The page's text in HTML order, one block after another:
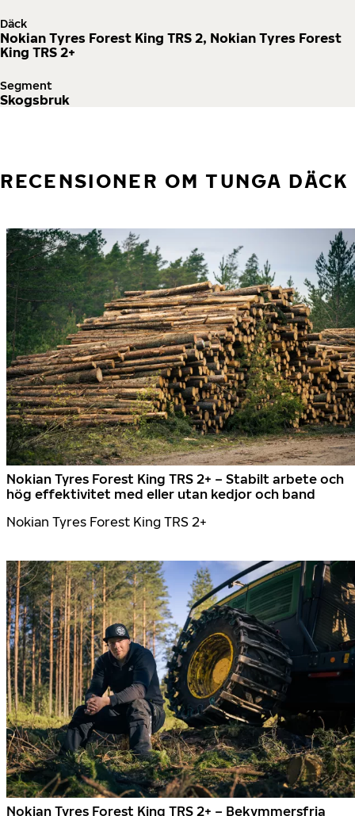
Däck
Nokian Tyres Forest King TRS 2, Nokian Tyres Forest
King TRS 2+
Segment
Skogsbruk
RECENSIONER OM TUNGA DÄCK
Nokian Tyres Forest King TRS 2+ – Stabilt arbete och
hög effektivitet med eller utan kedjor och band
Nokian Tyres Forest King TRS 2+
Nokian Tyres Forest King TRS 2+ – Bekymmersfria